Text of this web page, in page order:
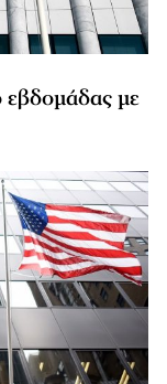
εβδομάδας με